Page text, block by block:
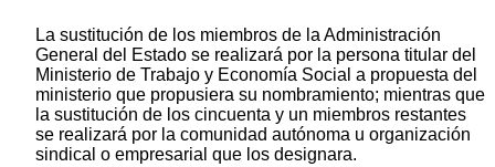
La sustitución de los miembros de la Administración
General del Estado se realizará por la persona titular del
Ministerio de Trabajo y Economía Social a propuesta del
ministerio que propusiera su nombramiento; mientras que
la sustitución de los cincuenta y un miembros restantes
se realizará por la comunidad autónoma u organización
sindical o empresarial que los designara.